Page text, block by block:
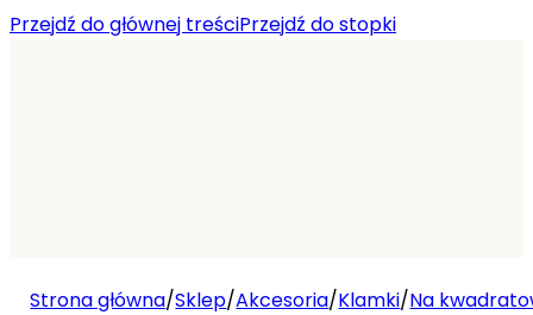
Przejdź do głównej treściPrzejdź do stopki
Strona główna/Sklep/Akcesoria/Klamki/Na